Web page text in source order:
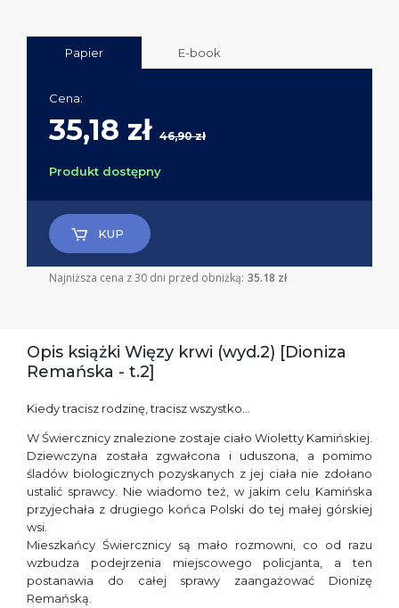
Papier E-book
Cena:
35,18 zł 46,90 zł
Produkt dostępny
KUP
Najniższa cena z 30 dni przed obniżką: 35.18 zł
Opis książki Więzy krwi (wyd.2) [Dioniza
Remańska - t.2]
Kiedy tracisz rodzinę, tracisz wszystko…
W Świercznicy znalezione zostaje ciało Wioletty Kamińskiej.
Dziewczyna została zgwałcona i uduszona, a pomimo
śladów biologicznych pozyskanych z jej ciała nie zdołano
ustalić sprawcy. Nie wiadomo też, w jakim celu Kamińska
przyjechała z drugiego końca Polski do tej małej górskiej
wsi.
Mieszkańcy Świercznicy są mało rozmowni, co od razu
wzbudza podejrzenia miejscowego policjanta, a ten
postanawia do całej sprawy zaangażować Dionizę
Remańską.